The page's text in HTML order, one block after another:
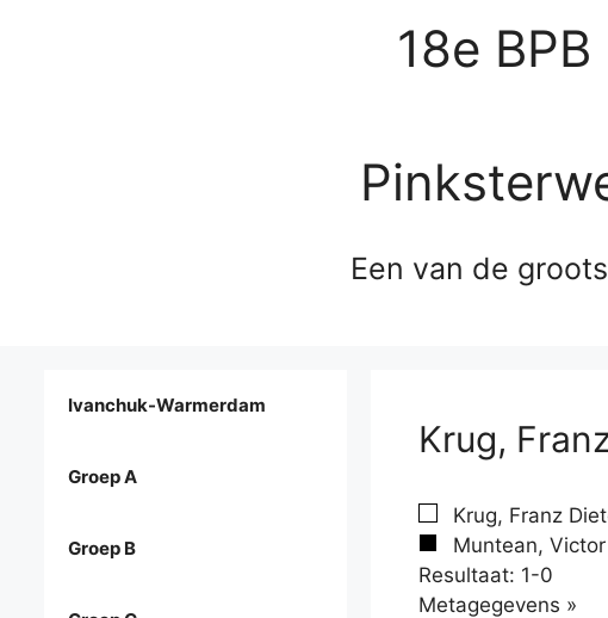
18e
Een van de
Krug,
Krug, Franz
Muntean, Victor
Resultaat: 1-0
Metagegevens »
Ivanchuk-Warmerdam
Groep A
Groep B